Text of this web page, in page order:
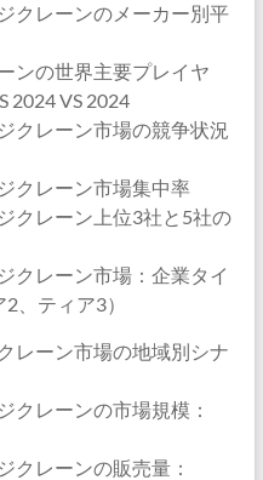
クレーンのメーカー別平
ンの世界主要プレイヤ
2024 VS 2024
クレーン市場の競争状況
クレーン市場集中率
クレーン上位3社と5社の
クレーン市場：企業タイ
、ティア3）
レーン市場の地域別シナ
クレーンの市場規模：
クレーンの販売量：